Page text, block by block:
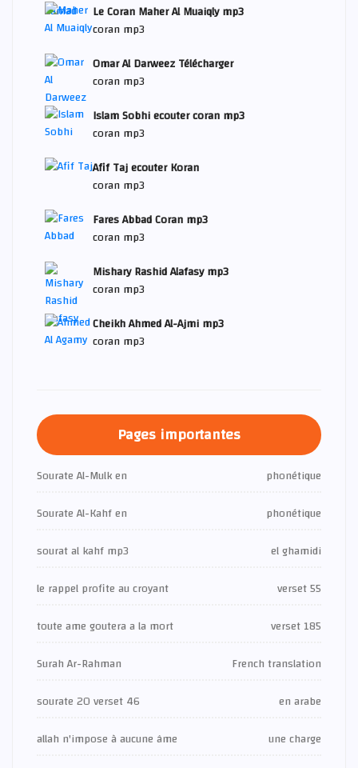
Le Coran Maher Al Muaiqly mp3
coran mp3
Omar Al Darweez Télécharger
coran mp3
Islam Sobhi ecouter coran mp3
coran mp3
Afif Taj ecouter Koran
coran mp3
Fares Abbad Coran mp3
coran mp3
Mishary Rashid Alafasy mp3
coran mp3
Cheikh Ahmed Al-Ajmi mp3
coran mp3
Pages importantes
Sourate Al-Mulk en
phonétique
Sourate Al-Kahf en
phonétique
sourat al kahf mp3
el ghamidi
le rappel profite au croyant
verset 55
toute ame goutera a la mort
verset 185
Surah Ar-Rahman
French translation
sourate 20 verset 46
en arabe
allah n'impose à aucune âme
une charge